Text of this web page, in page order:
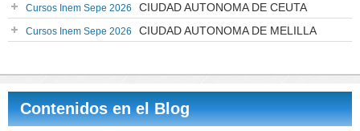
Cursos Inem Sepe 2026 CIUDAD AUTONOMA DE CEUTA
Cursos Inem Sepe 2026 CIUDAD AUTONOMA DE MELILLA
Contenidos en el Blog